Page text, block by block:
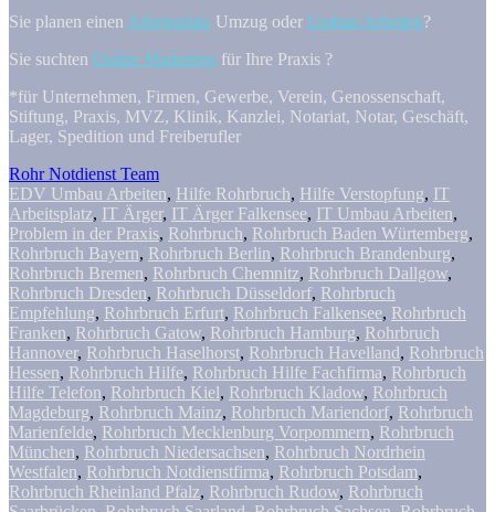
Sie planen einen Arbeitsplatz Umzug oder Umbau Arbeiten?
Sie suchten Online Marketing für Ihre Praxis ?
*für Unternehmen, Firmen, Gewerbe, Verein, Genossenschaft,
Stiftung, Praxis, MVZ, Klinik, Kanzlei, Notariat, Notar, Geschäft,
Lager, Spedition und Freiberufler
Rohr Notdienst Team
EDV Umbau Arbeiten, Hilfe Rohrbruch, Hilfe Verstopfung, IT
Arbeitsplatz, IT Ärger, IT Ärger Falkensee, IT Umbau Arbeiten,
Problem in der Praxis, Rohrbruch, Rohrbruch Baden Würtemberg,
Rohrbruch Bayern, Rohrbruch Berlin, Rohrbruch Brandenburg,
Rohrbruch Bremen, Rohrbruch Chemnitz, Rohrbruch Dallgow,
Rohrbruch Dresden, Rohrbruch Düsseldorf, Rohrbruch
Empfehlung, Rohrbruch Erfurt, Rohrbruch Falkensee, Rohrbruch
Franken, Rohrbruch Gatow, Rohrbruch Hamburg, Rohrbruch
Hannover, Rohrbruch Haselhorst, Rohrbruch Havelland, Rohrbruch
Hessen, Rohrbruch Hilfe, Rohrbruch Hilfe Fachfirma, Rohrbruch
Hilfe Telefon, Rohrbruch Kiel, Rohrbruch Kladow, Rohrbruch
Magdeburg, Rohrbruch Mainz, Rohrbruch Mariendorf, Rohrbruch
Marienfelde, Rohrbruch Mecklenburg Vorpommern, Rohrbruch
München, Rohrbruch Niedersachsen, Rohrbruch Nordrhein
Westfalen, Rohrbruch Notdienstfirma, Rohrbruch Potsdam,
Rohrbruch Rheinland Pfalz, Rohrbruch Rudow, Rohrbruch